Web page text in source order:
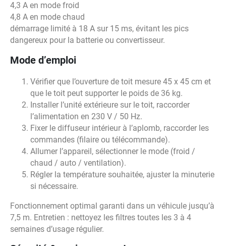
4,3 A en mode froid
4,8 A en mode chaud
démarrage limité à 18 A sur 15 ms, évitant les pics
dangereux pour la batterie ou convertisseur.
Mode d’emploi
Vérifier que l’ouverture de toit mesure 45 x 45 cm et
que le toit peut supporter le poids de 36 kg.
Installer l’unité extérieure sur le toit, raccorder
l’alimentation en 230 V / 50 Hz.
Fixer le diffuseur intérieur à l’aplomb, raccorder les
commandes (filaire ou télécommande).
Allumer l’appareil, sélectionner le mode (froid /
chaud / auto / ventilation).
Régler la température souhaitée, ajuster la minuterie
si nécessaire.
Fonctionnement optimal garanti dans un véhicule jusqu’à
7,5 m. Entretien : nettoyez les filtres toutes les 3 à 4
semaines d’usage régulier.